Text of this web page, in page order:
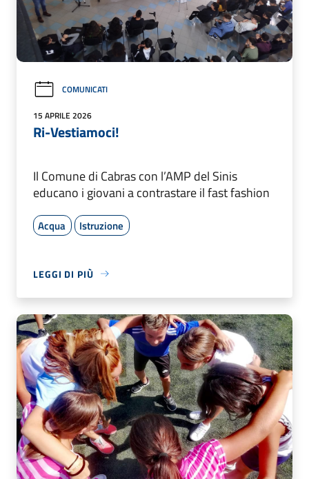
COMUNICATI
15 APRILE 2026
Ri-Vestiamoci!
Il Comune di Cabras con l’AMP del Sinis
educano i giovani a contrastare il fast fashion
Acqua Istruzione
LEGGI DI PIÙ